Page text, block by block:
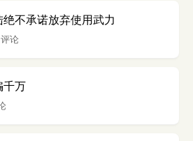
不承诺放弃使用武力
论
千万